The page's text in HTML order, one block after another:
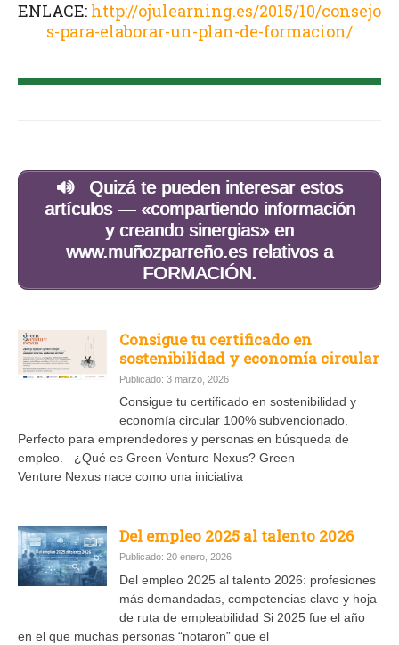
ENLACE: http://ojulearning.es/2015/10/consejo
s-para-elaborar-un-plan-de-formacion/
Quizá te pueden interesar estos
artículos — «compartiendo información
y creando sinergias» en
www.muñozparreño.es relativos a
FORMACIÓN.
Consigue tu certificado en
sostenibilidad y economía circular
Publicado: 3 marzo, 2026
Consigue tu certificado en sostenibilidad y
economía circular 100% subvencionado.
Perfecto para emprendedores y personas en búsqueda de
empleo. ¿Qué es Green Venture Nexus? Green
Venture Nexus nace como una iniciativa
Del empleo 2025 al talento 2026
Publicado: 20 enero, 2026
Del empleo 2025 al talento 2026: profesiones
más demandadas, competencias clave y hoja
de ruta de empleabilidad Si 2025 fue el año
en el que muchas personas “notaron” que el